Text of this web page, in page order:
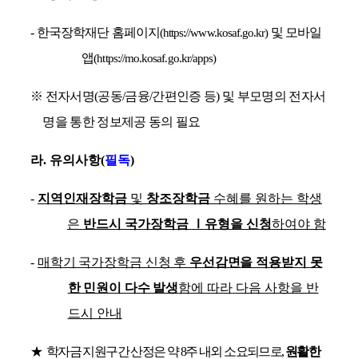
- 한국장학재단 홈페이지 (https://www.kosaf.go.kr) 및 모바일
앱(https://mo.kosaf.go.kr/apps)
※ 전자서명(공동/금융/간편인증 등) 및 부모명의 전자서
명을 통한 정보제공 동의 필요
라. 유의사항(필독)
- 지역인재장학금 및 창조장학금 수혜를 원하는 학생
은 반드시 국가장학금 유형을 신청하여야 함
- 매학기 국가장학금 신청 후 우선감면을 적용받지 못
한 민원이 다수 발생함에 따라 다음 사항을 반
드시 안내
★ 학자금 지원구간 산정은 약8주 내외 소요되므로,원활한